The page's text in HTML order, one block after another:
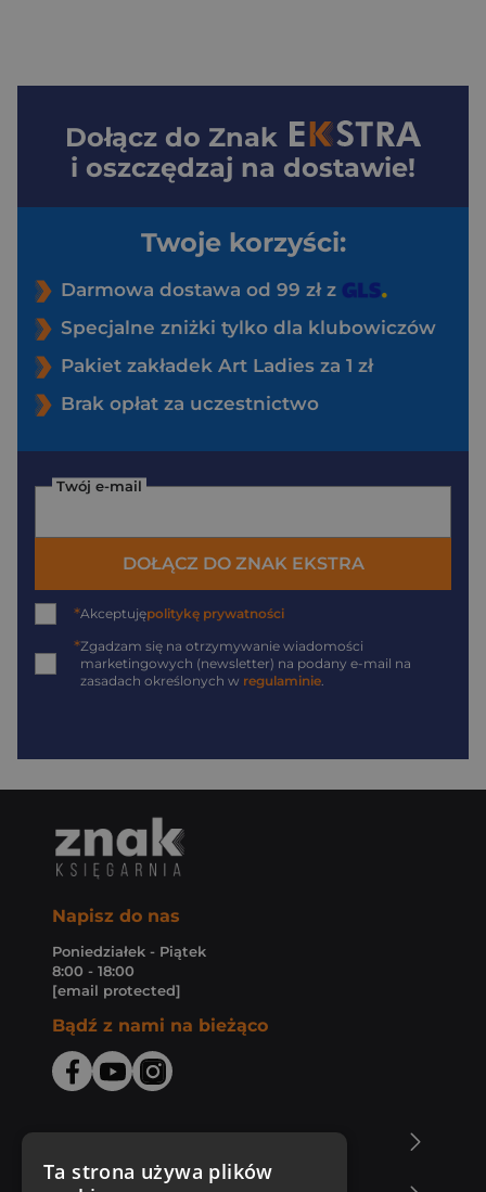
Dołącz do Znak
i oszczędzaj na dostawie!
Twoje korzyści:
Darmowa dostawa od 99 zł z
Specjalne zniżki tylko dla klubowiczów
Pakiet zakładek Art Ladies za 1 zł
Brak opłat za uczestnictwo
Twój e-mail
DOŁĄCZ DO ZNAK EKSTRA
*Akceptujępolitykę prywatności
*Zgadzam się na otrzymywanie wiadomości
marketingowych (newsletter) na podany e-mail na
zasadach określonych w regulaminie
Napisz do nas
Poniedziałek - Piątek
8:00 - 18:00
[email protected]
Bądź z nami na bieżąco
Ta strona używa plików